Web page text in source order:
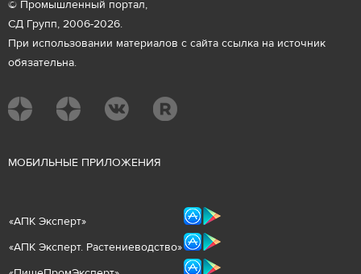
© Промышленный портал,
СД Групп, 2006-2026.
При использовании материалов с сайта ссылка на источник
обязательна.
МОБИЛЬНЫЕ ПРИЛОЖЕНИЯ
«АПК Эксперт»
«АПК Эксперт. Растениеводство»